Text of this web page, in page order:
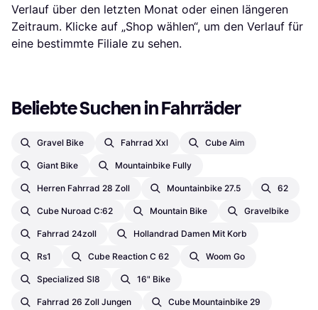
Verlauf über den letzten Monat oder einen längeren
Zeitraum. Klicke auf „Shop wählen“, um den Verlauf für
eine bestimmte Filiale zu sehen.
Beliebte Suchen in Fahrräder
Gravel Bike Fahrrad Xxl Cube Aim
Giant Bike Mountainbike Fully
Herren Fahrrad 28 Zoll Mountainbike 27.5 62
Cube Nuroad C:62 Mountain Bike Gravelbike
Fahrrad 24zoll Hollandrad Damen Mit Korb
Rs1 Cube Reaction C 62 Woom Go
Specialized Sl8 16" Bike
Fahrrad 26 Zoll Jungen Cube Mountainbike 29